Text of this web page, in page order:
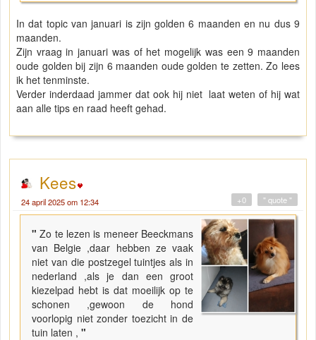
In dat topic van januari is zijn golden 6 maanden en nu dus 9
maanden.
Zijn vraag in januari was of het mogelijk was een 9 maanden
oude golden bij zijn 6 maanden oude golden te zetten. Zo lees
ik het tenminste.
Verder inderdaad jammer dat ook hij niet laat weten of hij wat
aan alle tips en raad heeft gehad.
Kees
24 april 2025 om 12:34 " quote "
+0
"Zo te lezen is meneer Beeckmans
van Belgie ,daar hebben ze vaak
niet van die postzegel tuintjes als in
nederland ,als je dan een groot
kiezelpad hebt is dat moeilijk op te
schonen ,gewoon de hond
voorlopig niet zonder toezicht in de
tuin laten , "